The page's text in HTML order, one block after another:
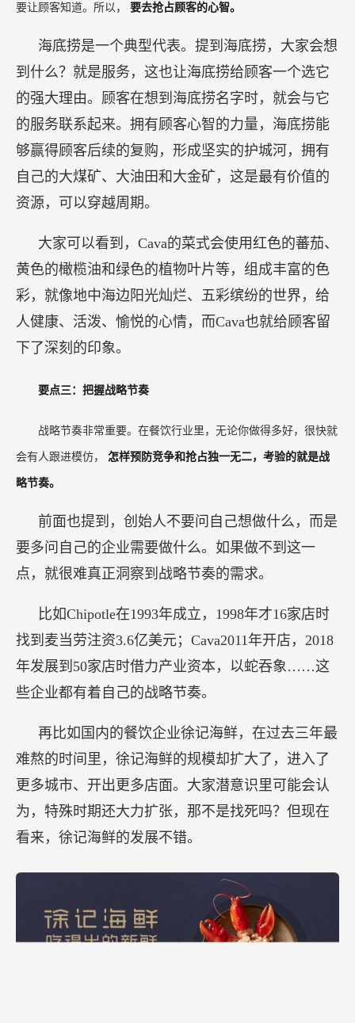
要让顾客知道。所以， 要去抢占顾客的心智。
海底捞是一个典型代表。提到海底捞，大家会想
到什么？就是服务，这也让海底捞给顾客一个选它
的强大理由。顾客在想到海底捞名字时，就会与它
的服务联系起来。拥有顾客心智的力量，海底捞能
够赢得顾客后续的复购，形成坚实的护城河，拥有
自己的大煤矿、大油田和大金矿，这是最有价值的
资源，可以穿越周期。
大家可以看到，Cava的菜式会使用红色的蕃茄、
黄色的橄榄油和绿色的植物叶片等，组成丰富的色
彩，就像地中海边阳光灿烂、五彩缤纷的世界，给
人健康、活泼、愉悦的心情，而Cava也就给顾客留
下了深刻的印象。
要点三：把握战略节奏
战略节奏非常重要。在餐饮行业里，无论你做得多好，很快就
会有人跟进模仿， 怎样预防竞争和抢占独一无二，考验的就是战
略节奏。
前面也提到，创始人不要问自己想做什么，而是
要多问自己的企业需要做什么。如果做不到这一
点，就很难真正洞察到战略节奏的需求。
比如Chipotle在1993年成立，1998年才16家店时
找到麦当劳注资3.6亿美元；Cava2011年开店，2018
年发展到50家店时借力产业资本，以蛇吞象……这
些企业都有着自己的战略节奏。
再比如国内的餐饮企业徐记海鲜，在过去三年最
难熬的时间里，徐记海鲜的规模却扩大了，进入了
更多城市、开出更多店面。大家潜意识里可能会认
为，特殊时期还大力扩张，那不是找死吗？但现在
看来，徐记海鲜的发展不错。